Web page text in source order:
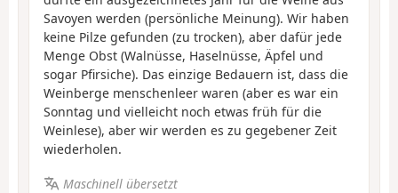
Savoyen werden (persönliche Meinung). Wir haben
keine Pilze gefunden (zu trocken), aber dafür jede
Menge Obst (Walnüsse, Haselnüsse, Äpfel und
sogar Pfirsiche). Das einzige Bedauern ist, dass die
Weinberge menschenleer waren (aber es war ein
Sonntag und vielleicht noch etwas früh für die
Weinlese), aber wir werden es zu gegebener Zeit
wiederholen.
Maschinell übersetzt